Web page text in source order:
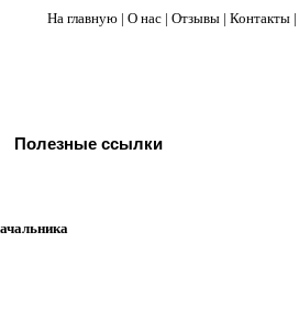
На главную | О нас | Отзывы | Контакты |
Полезные ссылки